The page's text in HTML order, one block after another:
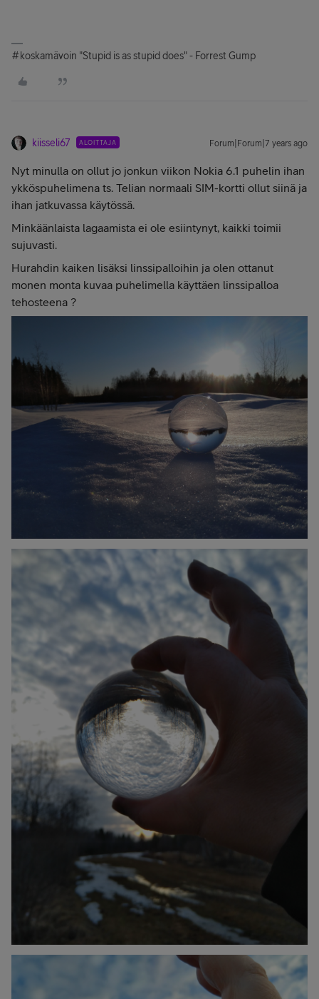
#koskamävoin "Stupid is as stupid does" - Forrest Gump
kiisseli67 ALOITTAJA Forum|Forum|7 years ago
Nyt minulla on ollut jo jonkun viikon Nokia 6.1 puhelin ihan
ykköspuhelimena ts. Telian normaali SIM-kortti ollut siinä ja
ihan jatkuvassa käytössä.
Minkäänlaista lagaamista ei ole esiintynyt, kaikki toimii
sujuvasti.
Hurahdin kaiken lisäksi linssipalloihin ja olen ottanut
monen monta kuvaa puhelimella käyttäen linssipalloa
tehosteena ?